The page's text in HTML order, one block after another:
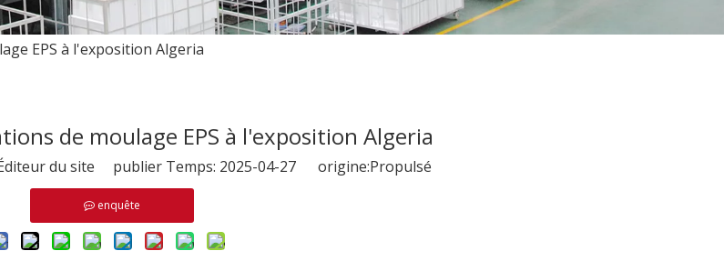
EPS à l'exposition Algeria
de moulage EPS à l'exposition Algeria
du site publier Temps: 2025-04-27 origine:Propulsé
enquête